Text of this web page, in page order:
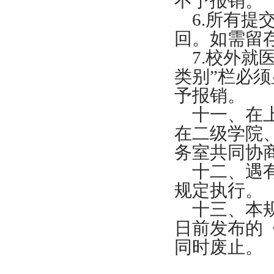
6.所有提
回。如需留
7.校外就
类别”栏必
予报销。
十一、在
在二级学院
务室共同协
十二、遇
规定执行。
十三、本
日前发布的
同时废止。